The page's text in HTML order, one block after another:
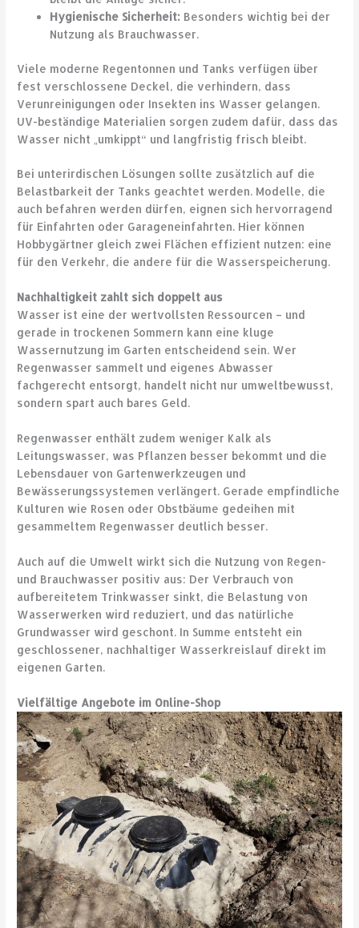
Hygienische Sicherheit: Besonders wichtig bei der
Nutzung als Brauchwasser.
Viele moderne Regentonnen und Tanks verfügen über
fest verschlossene Deckel, die verhindern, dass
Verunreinigungen oder Insekten ins Wasser gelangen.
UV-beständige Materialien sorgen zudem dafür, dass das
Wasser nicht „umkippt“ und langfristig frisch bleibt.
Bei unterirdischen Lösungen sollte zusätzlich auf die
Belastbarkeit der Tanks geachtet werden. Modelle, die
auch befahren werden dürfen, eignen sich hervorragend
für Einfahrten oder Garageneinfahrten. Hier können
Hobbygärtner gleich zwei Flächen effizient nutzen: eine
für den Verkehr, die andere für die Wasserspeicherung.
Nachhaltigkeit zahlt sich doppelt aus
Wasser ist eine der wertvollsten Ressourcen – und
gerade in trockenen Sommern kann eine kluge
Wassernutzung im Garten entscheidend sein. Wer
Regenwasser sammelt und eigenes Abwasser
fachgerecht entsorgt, handelt nicht nur umweltbewusst,
sondern spart auch bares Geld.
Regenwasser enthält zudem weniger Kalk als
Leitungswasser, was Pflanzen besser bekommt und die
Lebensdauer von Gartenwerkzeugen und
Bewässerungssystemen verlängert. Gerade empfindliche
Kulturen wie Rosen oder Obstbäume gedeihen mit
gesammeltem Regenwasser deutlich besser.
Auch auf die Umwelt wirkt sich die Nutzung von Regen-
und Brauchwasser positiv aus: Der Verbrauch von
aufbereitetem Trinkwasser sinkt, die Belastung von
Wasserwerken wird reduziert, und das natürliche
Grundwasser wird geschont. In Summe entsteht ein
geschlossener, nachhaltiger Wasserkreislauf direkt im
eigenen Garten.
Vielfältige Angebote im Online-Shop